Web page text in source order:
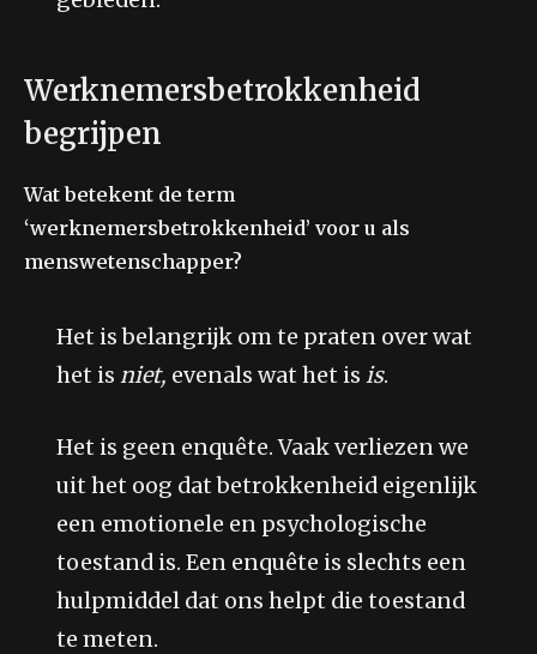
Werknemersbetrokkenheid
begrijpen
Wat betekent de term
‘werknemersbetrokkenheid’ voor u als
menswetenschapper?
Het is belangrijk om te praten over wat
het is niet, evenals wat het is is.
Het is geen enquête. Vaak verliezen we
uit het oog dat betrokkenheid eigenlijk
een emotionele en psychologische
toestand is. Een enquête is slechts een
hulpmiddel dat ons helpt die toestand
te meten.